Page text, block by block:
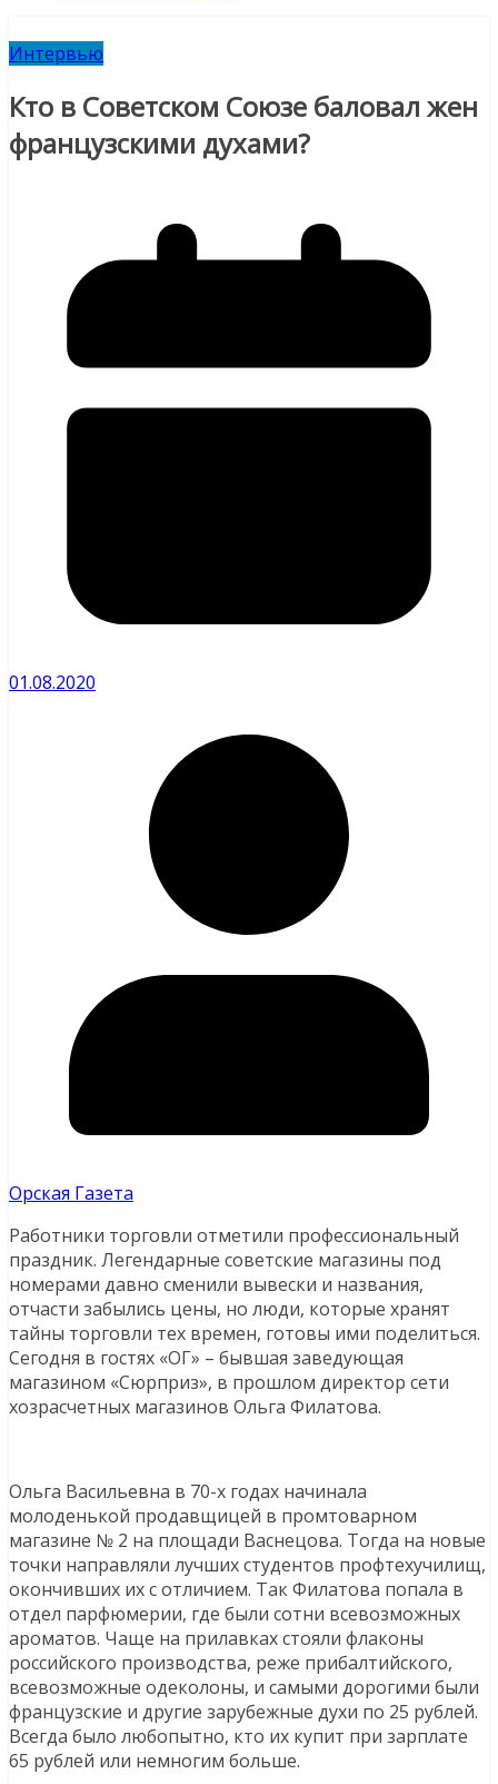
Интервью
Кто в Советском Союзе баловал жен
французскими духами?
01.08.2020
Орская Газета
Работники торговли отметили профессиональный
праздник. Легендарные советские магазины под
номерами давно сменили вывески и названия,
отчасти забылись цены, но люди, которые хранят
тайны торговли тех времен, готовы ими поделиться.
Сегодня в гостях «ОГ» – бывшая заведующая
магазином «Сюрприз», в прошлом директор сети
хозрасчетных магазинов Ольга Филатова.
Ольга Васильевна в 70-х годах начинала
молоденькой продавщицей в промтоварном
магазине № 2 на площади Васнецова. Тогда на новые
точки направляли лучших студентов профтехучилищ,
окончивших их с отличием. Так Филатова попала в
отдел парфюмерии, где были сотни всевозможных
ароматов. Чаще на прилавках стояли флаконы
российского производства, реже прибалтийского,
всевозможные одеколоны, и самыми дорогими были
французские и другие зарубежные духи по 25 рублей.
Всегда было любопытно, кто их купит при зарплате
65 рублей или немногим больше.